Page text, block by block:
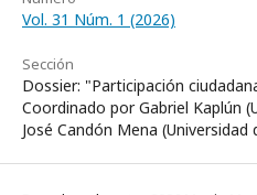
Vol. 31 Núm. 1 (2026)
Sección
Dossier: "Participación
Coordinado por Gabriel Kaplún
José Candón Mena (Universidad